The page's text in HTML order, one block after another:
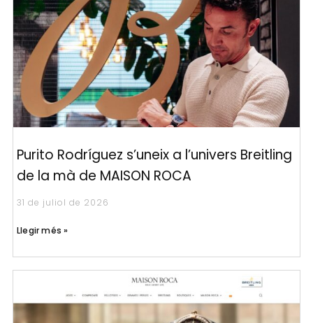
Purito Rodríguez s’uneix a l’univers Breitling
de la mà de MAISON ROCA
31 de juliol de 2026
Llegir més »